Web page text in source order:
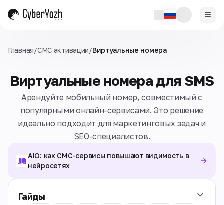
Главная/СМС активации/Виртуальные номера
Виртуальные номера для SMS
Арендуйте мобильный номер, совместимый с
популярными онлайн-сервисами. Это решение
идеально подходит для маркетинговых задач и
SEO-специалистов.
AIO: как СМС-сервисы повышают видимость в
нейросетях
Гайды